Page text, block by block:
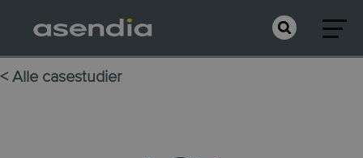
< Alle casestudier